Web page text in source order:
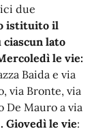
due
istituito il
lato
le vie:
Baida e via
via Bronte, via
De Mauro a via
. Giovedì le vie: